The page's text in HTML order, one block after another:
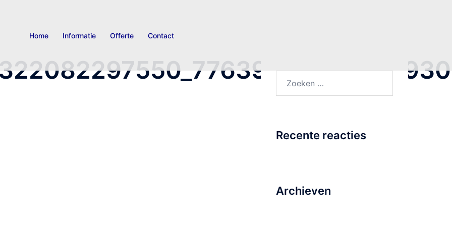
Home Informatie Offerte Contact
Recente reacties
Archieven